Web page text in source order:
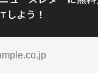
しよう！